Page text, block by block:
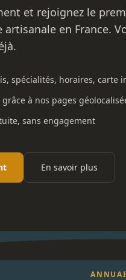
et rejoignez le
en France.
spécialités, horaires, carte
à nos pages
sans engagement
En savoir plus